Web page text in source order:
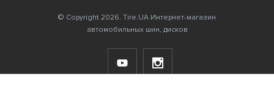
© Copyright 2026. Tire.UA Интернет-магазин
автомобильных шин, дисков